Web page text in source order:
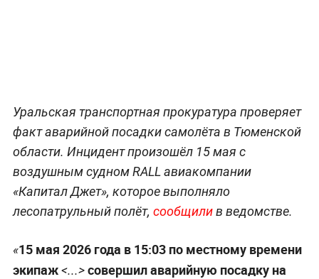
Уральская транспортная прокуратура проверяет
факт аварийной посадки самолёта в Тюменской
области. Инцидент произошёл 15 мая с
воздушным судном RALL авиакомпании
«Капитал Джет», которое выполняло
лесопатрульный полёт, сообщилив ведомстве.
«15 мая 2026 года в 15:03 по местному времени
экипаж<...>совершил аварийную посадку на